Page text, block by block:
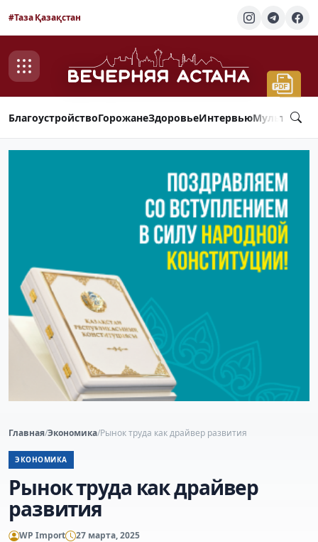
#Таза Қазақстан
БлагоустройствоГорожанеЗдоровьеИнтервью
Главная/Экономика/Рынок труда как драйвер развития
ЭКОНОМИКА
Рынок труда как драйвер
развития
WP Import 27 марта, 2025